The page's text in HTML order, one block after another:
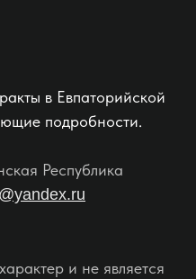
в Евпаторийской
подробности.
Республика
и не является